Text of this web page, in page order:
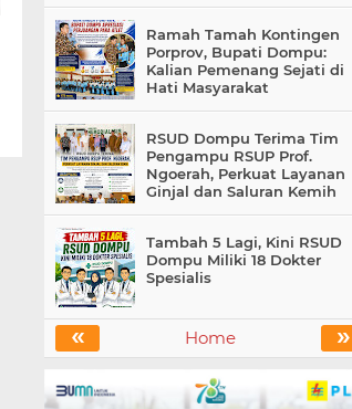
Ramah Tamah Kontingen
Porprov, Bupati Dompu:
Kalian Pemenang Sejati di
Hati Masyarakat
RSUD Dompu Terima Tim
Pengampu RSUP Prof.
Ngoerah, Perkuat Layanan
Ginjal dan Saluran Kemih
Tambah 5 Lagi, Kini RSUD
Dompu Miliki 18 Dokter
Spesialis
« »
Home